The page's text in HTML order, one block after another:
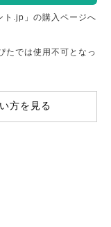
ト.jp」の購入ページへ
たでは使用不可となっ
方を見る